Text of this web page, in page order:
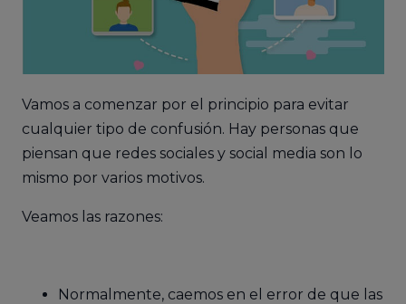
Vamos a comenzar por el principio para evitar
cualquier tipo de confusión. Hay personas que
piensan que redes sociales y social media son lo
mismo por varios motivos.
Veamos las razones:
Normalmente, caemos en el error de que las